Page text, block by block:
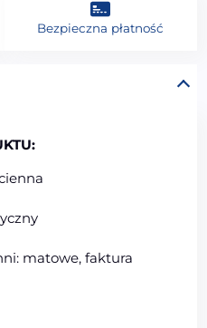
matowe, faktura
Bezpieczna płatność